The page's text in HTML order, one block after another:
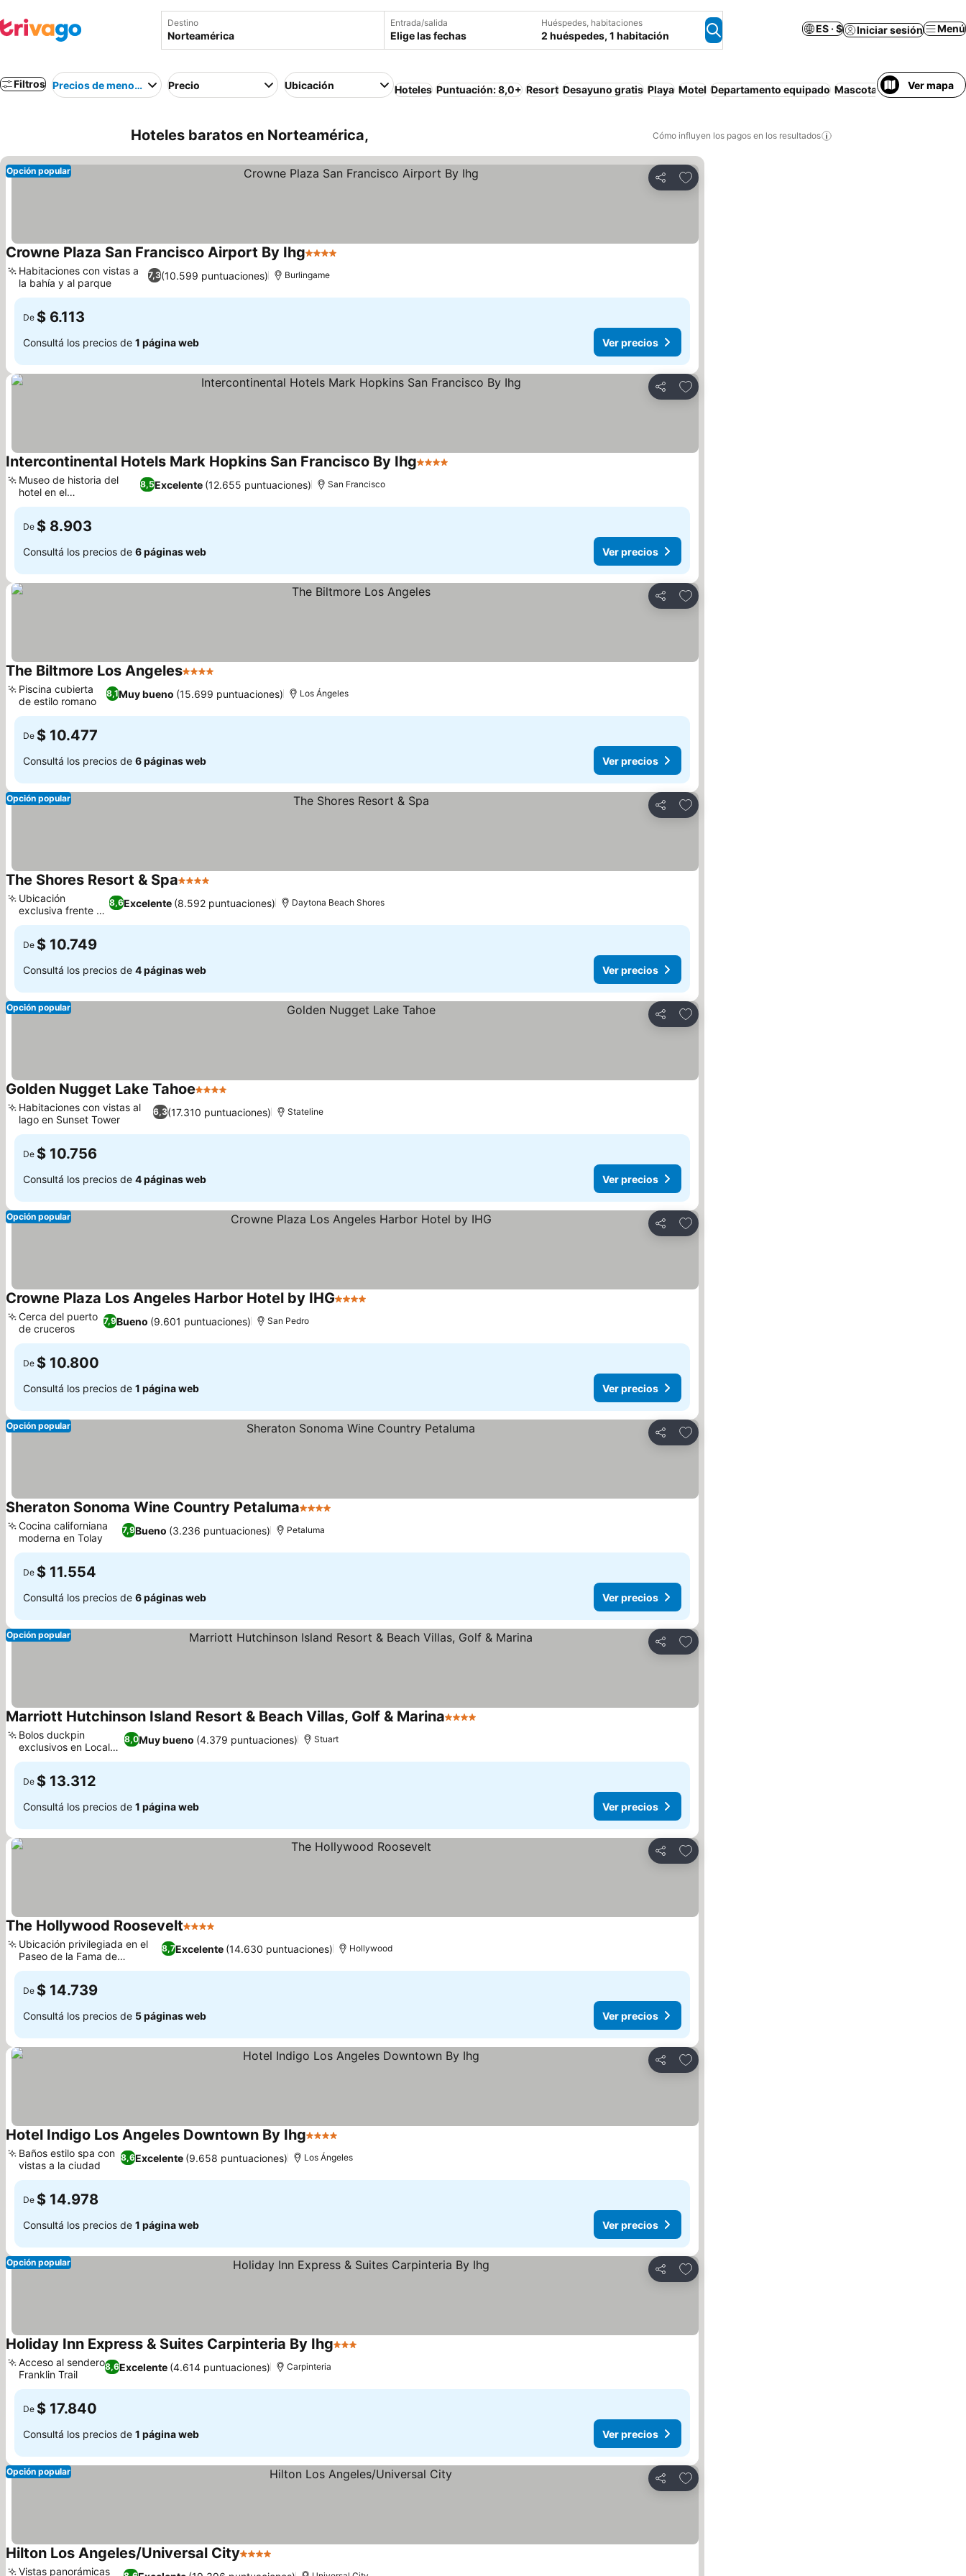
Destino Entrada/salida
Elige las fechas
Huéspedes, habitaciones
2 huéspedes, 1 habitación
ES · $ Iniciar sesión Menú
Filtros Precios de menor a mayorPrecio Ubicación Hoteles Puntuación: 8,0+ Resort Desayuno gratis Playa Motel Departamento equipado Mascotas permitidas
Ver mapa
Hoteles baratos en Norteamérica, Cómo influyen los pagos en los resultados
Compartir
Añadir a favoritos
Opción popular
Crowne Plaza San Francisco Airport By Ihg4 Estrellas
7,3(10.599 puntuaciones)
Habitaciones con vistas a
la bahía y al parque
Burlingame
De $ 6.113
Consultá los precios de 1 página web Ver precios
Compartir
Añadir a favoritos
Intercontinental Hotels Mark Hopkins San Francisco By Ihg4 Estrellas
8,5Excelente (12.655 puntuaciones)
Museo de historia del
hotel en el
establecimiento
San Francisco
De $ 8.903
Consultá los precios de 6 páginas web Ver precios
Compartir
Añadir a favoritos
The Biltmore Los Angeles4 Estrellas
8,1Muy bueno (15.699 puntuaciones)
Piscina cubierta
de estilo romano
Los Ángeles
De $ 10.477
Consultá los precios de 6 páginas web Ver precios
Compartir
Añadir a favoritos
Opción popular
The Shores Resort & Spa4 Estrellas
8,6Excelente (8.592 puntuaciones)
Ubicación
exclusiva frente al
mar
Daytona Beach Shores
De $ 10.749
Consultá los precios de 4 páginas web Ver precios
Compartir
Añadir a favoritos
Opción popular
Golden Nugget Lake Tahoe4 Estrellas
6,3(17.310 puntuaciones)
Habitaciones con vistas al
lago en Sunset Tower
Stateline
De $ 10.756
Consultá los precios de 4 páginas web Ver precios
Compartir
Añadir a favoritos
Opción popular
Crowne Plaza Los Angeles Harbor Hotel by IHG4 Estrellas
7,9Bueno (9.601 puntuaciones)
Cerca del puerto
de cruceros
San Pedro
De $ 10.800
Consultá los precios de 1 página web Ver precios
Compartir
Añadir a favoritos
Opción popular
Sheraton Sonoma Wine Country Petaluma4 Estrellas
7,9Bueno (3.236 puntuaciones)
Cocina californiana
moderna en Tolay
Petaluma
De $ 11.554
Consultá los precios de 6 páginas web Ver precios
Compartir
Añadir a favoritos
Opción popular
Marriott Hutchinson Island Resort & Beach Villas, Golf & Marina4 Estrellas
8,0Muy bueno (4.379 puntuaciones)
Bolos duckpin
exclusivos en Local
Lanes
Stuart
De $ 13.312
Consultá los precios de 1 página web Ver precios
Compartir
Añadir a favoritos
The Hollywood Roosevelt4 Estrellas
8,7Excelente (14.630 puntuaciones)
Ubicación privilegiada en el
Paseo de la Fama de
Hollywood
Hollywood
De $ 14.739
Consultá los precios de 5 páginas web Ver precios
Compartir
Añadir a favoritos
Hotel Indigo Los Angeles Downtown By Ihg4 Estrellas
8,6Excelente (9.658 puntuaciones)
Baños estilo spa con
vistas a la ciudad
Los Ángeles
De $ 14.978
Consultá los precios de 1 página web Ver precios
Compartir
Añadir a favoritos
Opción popular
Holiday Inn Express & Suites Carpinteria By Ihg3 Estrellas
8,6Excelente (4.614 puntuaciones)
Acceso al sendero
Franklin Trail
Carpinteria
De $ 17.840
Consultá los precios de 1 página web Ver precios
Compartir
Añadir a favoritos
Opción popular
Hilton Los Angeles/Universal City4 Estrellas
Vistas panorámicas